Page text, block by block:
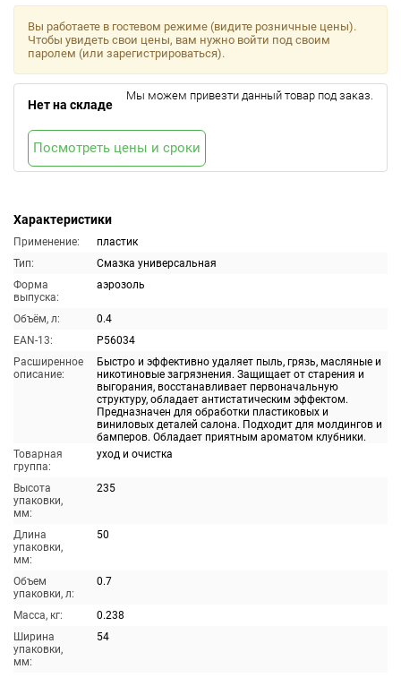
Характеристики
Применение:
пластик
Тип:
Смазка универсальная
Форма
выпуска:
аэрозоль
Объём, л:
0.4
EAN-13:
P56034
Расширенное
описание:
Быстро и эффективно удаляет пыль, грязь, масляные и
никотиновые загрязнения. Защищает от старения и
выгорания, восстанавливает первоначальную
структуру, обладает антистатическим эффектом.
Предназначен для обработки пластиковых и
виниловых деталей салона. Подходит для молдингов и
бамперов. Обладает приятным ароматом клубники.
Товарная
группа:
уход и очистка
Высота
упаковки,
мм:
235
Длина
упаковки,
мм:
50
Объем
упаковки, л:
0.7
Масса, кг:
0.238
Ширина
упаковки,
мм:
54
Вы работаете в гостевом режиме (видите розничные цены).
Чтобы увидеть свои цены, вам нужно войти под своим
паролем (или зарегистрироваться).
Нет на складе
Мы можем привезти данный товар под заказ.
Посмотреть цены и сроки